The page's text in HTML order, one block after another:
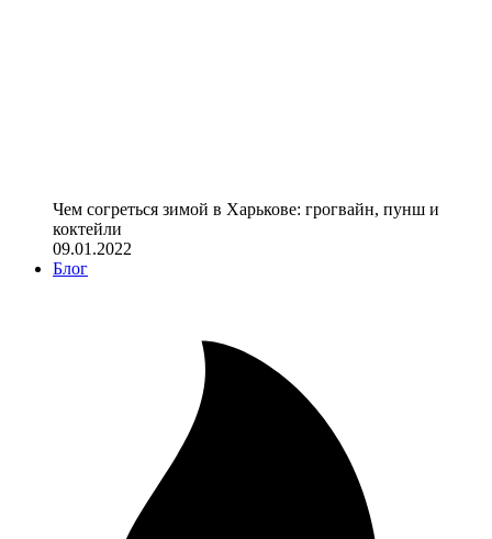
Чем согреться зимой в Харькове: грогвайн, пунш и
коктейли
09.01.2022
Блог